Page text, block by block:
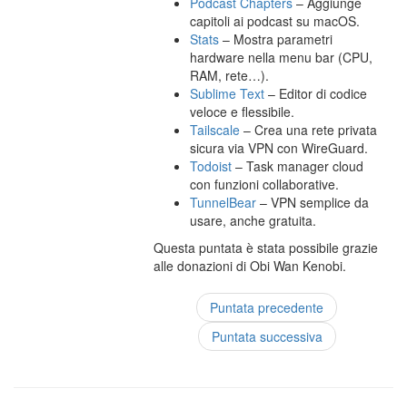
capitoli ai podcast su macOS.
Stats – Mostra parametri
hardware nella menu bar (CPU,
RAM, rete…).
Sublime Text – Editor di codice
veloce e flessibile.
Tailscale – Crea una rete privata
sicura via VPN con WireGuard.
Todoist – Task manager cloud
con funzioni collaborative.
TunnelBear – VPN semplice da
usare, anche gratuita.
Questa puntata è stata possibile grazie
alle donazioni di Obi Wan Kenobi.
Puntata precedente
Puntata successiva